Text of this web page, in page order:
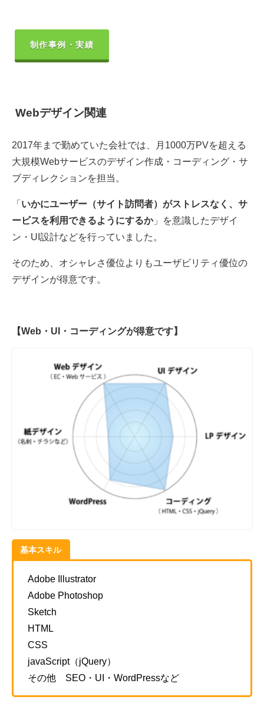
制作事例・実績
Webデザイン関連
2017年まで勤めていた会社では、月1000万PVを超える
大規模Webサービスのデザイン作成・コーディング・サ
ブディレクションを担当。
「 いかにユーザー（サイト訪問者）がストレスなく、サ
ービスを利用できるようにするか」を意識したデザイ
ン・UI設計などを行っていました。
そのため、オシャレさ優位よりもユーザビリティ優位の
デザインが得意です。
【Web・UI・コーディングが得意です】
基本スキル
Adobe Illustrator
Adobe Photoshop
Sketch
HTML
CSS
javaScript（jQuery）
その他 SEO・UI・WordPressなど